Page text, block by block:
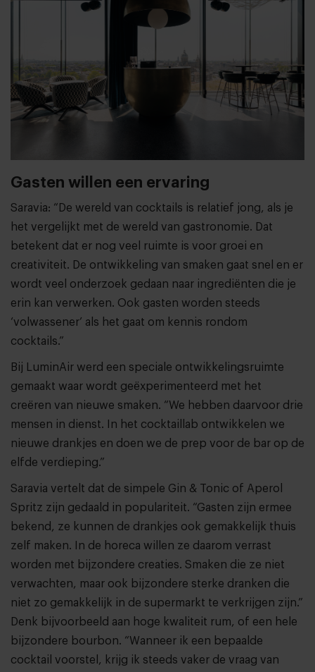
Gasten willen een ervaring
Saravia: “De wereld van cocktails is relatief jong, als je
het vergelijkt met de wereld van gastronomie. Dat
betekent dat er nog veel ruimte is voor groei en
creativiteit. De ontwikkeling van smaken gaat snel en er
wordt veel onderzoek gedaan naar ingrediënten die je
erin kan verwerken. Ook gasten worden steeds
‘volwassener’ als het gaat om kennis rondom
cocktails.”
Bij LuminAir werd een speciale ontwikkelingsruimte
gemaakt waar wordt geëxperimenteerd met het
creëren van nieuwe smaken. “We hebben daarvoor drie
mensen in dienst. In het cocktaillab ontwikkelen we
nieuwe drankjes en doen we de prep voor de bar op de
elfde verdieping.”
Saravia vertelt dat de simpele Gin & Tonic of Aperol
Spritz zijn gedaald in populariteit. “Gasten zijn ermee
bekend, ze kunnen de drankjes ook gemakkelijk thuis
zelf maken. In de horeca willen ze daarom verrast
worden met bijzondere creaties. Smaken die ze niet
verwachten, maar ook bijzondere sterke dranken die
niet zo gemakkelijk in de supermarkt te verkrijgen zijn.”
Denk bijvoorbeeld aan hoge kwaliteit rum, of een hele
bijzondere bourbon. “Wanneer ik een bepaalde
cocktail voorstel, krijg ik steeds vaker de vraag van